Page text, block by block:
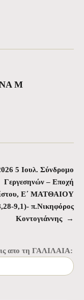
Μ
5 Ιουλ. Σύνδρομο
Γεργεσηνών – Εποχή
Ε΄ ΜΑΤΘΑΙΟΥ
9,1)- π.Νικηφόρος
Κοντογιάννης
→
απο τη ΓΑΛΙΛΑΙΑ: